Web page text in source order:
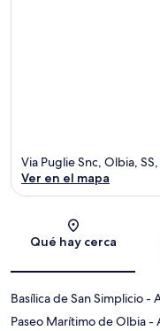
Via Puglie Snc, Olbia,
Ver en el mapa
Qué hay cerca
Basílica de San Simplicio-
Paseo Marítimo de Olbia-